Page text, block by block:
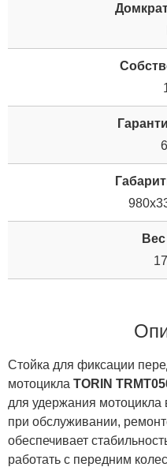
Стойка для фиксации
мотоцикла TORIN
для удержания
при обслуживании,
обеспечивает
работать с передним